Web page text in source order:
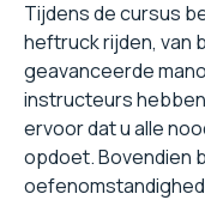
Tijdens de cursus
heftruck rijden, van
geavanceerde
instructeurs
ervoor dat u alle
opdoet. Bovendien